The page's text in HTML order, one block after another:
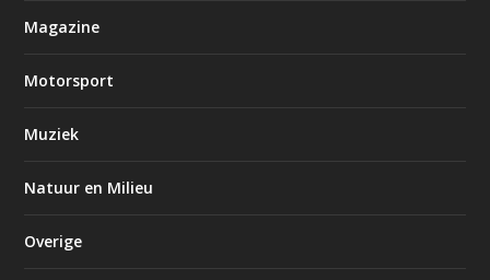
Magazine
Motorsport
Muziek
Natuur en Milieu
Overige